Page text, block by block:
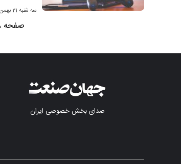
سه شنبه 21 بهمن 1404
صفحه 8 از 122
صدای بخش خصوصی ایران